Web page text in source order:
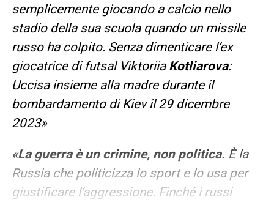
semplicemente giocando a calcio nello
stadio della sua scuola quando un missile
russo ha colpito. Senza dimenticare l’ex
giocatrice di futsal Viktoriia Kotliarova:
Uccisa insieme alla madre durante il
bombardamento di Kiev il 29 dicembre
2023»
«La guerra è un crimine, non politica. È la
Russia che politicizza lo sport e lo usa per
giustificare l’aggressione. Finché i russi